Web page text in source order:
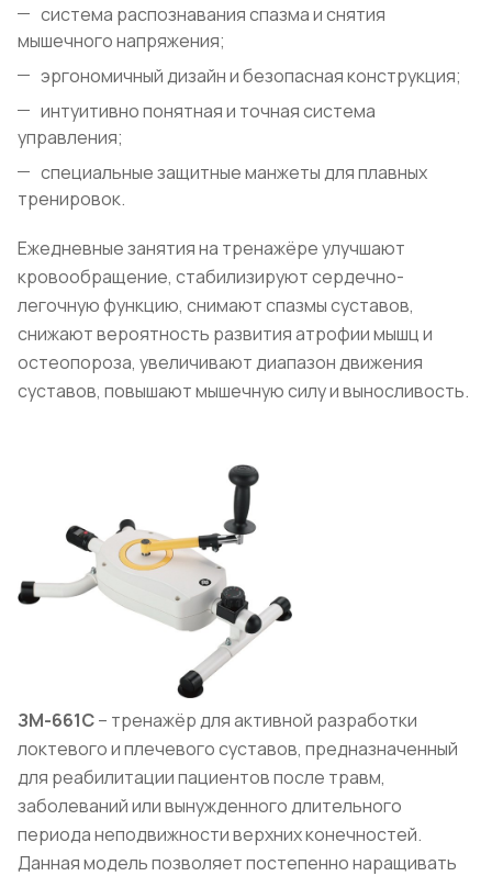
система распознавания спазма и снятия
мышечного напряжения;
эргономичный дизайн и безопасная конструкция;
интуитивно понятная и точная система
управления;
специальные защитные манжеты для плавных
тренировок.
Ежедневные занятия на тренажёре улучшают
кровообращение, стабилизируют сердечно-
легочную функцию, снимают спазмы суставов,
снижают вероятность развития атрофии мышц и
остеопороза, увеличивают диапазон движения
суставов, повышают мышечную силу и выносливость.
ЗМ-661C– тренажёр для активной разработки
локтевого и плечевого суставов, предназначенный
для реабилитации пациентов после травм,
заболеваний или вынужденного длительного
периода неподвижности верхних конечностей.
Данная модель позволяет постепенно наращивать